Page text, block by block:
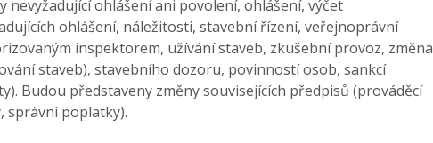
nevyžadující ohlášení ani povolení, ohlášení, výčet
ohlášení, náležitosti, stavební řízení, veřejnoprávní
inspektorem, užívání staveb, zkušební provoz, změna
staveb), stavebního dozoru, povinností osob, sankcí
Budou představeny změny souvisejících předpisů (prováděcí
správní poplatky).